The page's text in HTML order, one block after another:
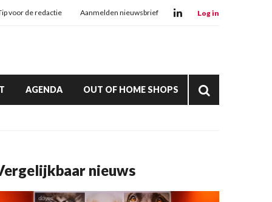
voor de redactie Aanmelden nieuwsbrief Log in
AGENDA OUT OF HOME SHOPS
nieuws